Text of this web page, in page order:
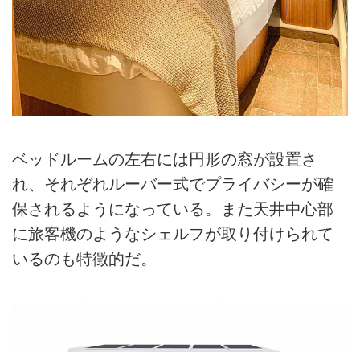
ベッドルームの左右には円形の窓が設置さ
れ、それぞれルーバー式でプライバシーが確
保されるようになっている。また天井中心部
に旅客機のようなシェルフが取り付けられて
いるのも特徴的だ。